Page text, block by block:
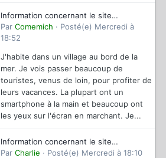
Information concernant le site
magazinevideo
Par Comemich · Posté(e) Mercredi à
18:52
J'habite dans un village au bord de la
mer. Je vois passer beaucoup de
touristes, venus de loin, pour profiter de
leurs vacances. La plupart ont un
smartphone à la main et beaucoup ont
les yeux sur l'écran en marchant. Je...
Information concernant le site
magazinevideo
Par Charlie · Posté(e) Mercredi à 18:10